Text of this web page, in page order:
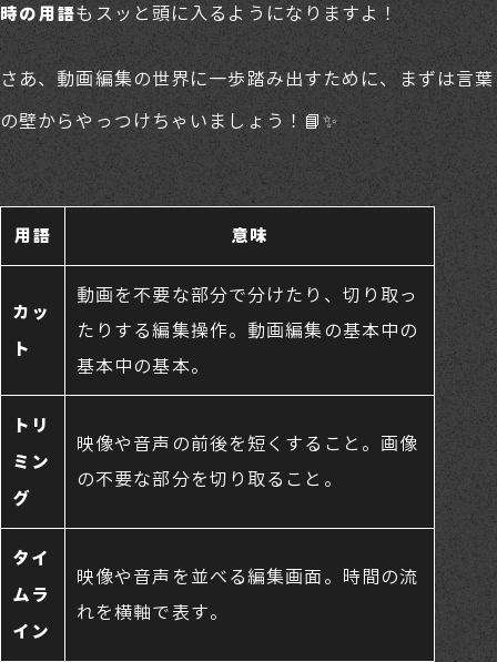
時の用語もスッと頭に入るようになりますよ！
さあ、動画編集の世界に一歩踏み出すために、まずは言葉
の壁からやっつけちゃいましょう！📘✨
用語 意味
カッ
ト
動画を不要な部分で分けたり、切り取っ
たりする編集操作。動画編集の基本中の
基本中の基本。
トリ
ミン
グ
映像や音声の前後を短くすること。画像
の不要な部分を切り取ること。
タイ
ムラ
イン
映像や音声を並べる編集画面。時間の流
れを横軸で表す。